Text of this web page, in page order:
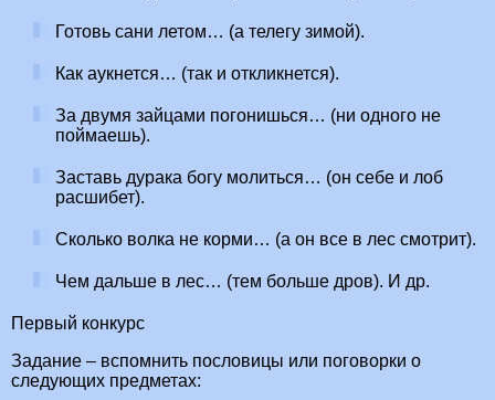
Готовь сани летом… (а телегу зимой).
Как аукнется… (так и откликнется).
За двумя зайцами погонишься… (ни одного не
поймаешь).
Заставь дурака богу молиться… (он себе и лоб
расшибет).
Сколько волка не корми… (а он все в лес смотрит).
Чем дальше в лес… (тем больше дров). И др.
Первый конкурс
Задание – вспомнить пословицы или поговорки о
следующих предметах: